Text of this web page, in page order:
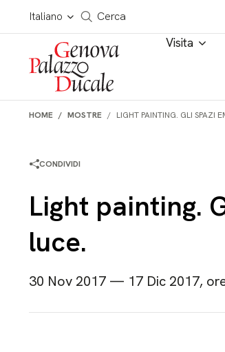
Salta al contenuto
Italiano
Cerca in tutto il sito
Cerca
Visita
HOME MOSTRE LIGHT PAINTING. GLI SPAZI
CONDIVIDI
Light painting.
luce.
30 Nov 2017 — 17 Dic 2017,